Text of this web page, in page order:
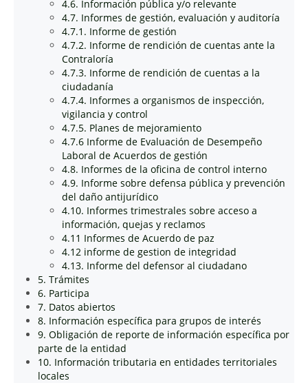
4.6. Información pública y/o relevante
4.7. Informes de gestión, evaluación y auditoría
4.7.1. Informe de gestión
4.7.2. Informe de rendición de cuentas ante la
Contraloría
4.7.3. Informe de rendición de cuentas a la
ciudadanía
4.7.4. Informes a organismos de inspección,
vigilancia y control
4.7.5. Planes de mejoramiento
4.7.6 Informe de Evaluación de Desempeño
Laboral de Acuerdos de gestión
4.8. Informes de la oficina de control interno
4.9. Informe sobre defensa pública y prevención
del daño antijurídico
4.10. Informes trimestrales sobre acceso a
información, quejas y reclamos
4.11 Informes de Acuerdo de paz
4.12 informe de gestion de integridad
4.13. Informe del defensor al ciudadano
5. Trámites
6. Participa
7. Datos abiertos
8. Información específica para grupos de interés
9. Obligación de reporte de información específica por
parte de la entidad
10. Información tributaria en entidades territoriales
locales